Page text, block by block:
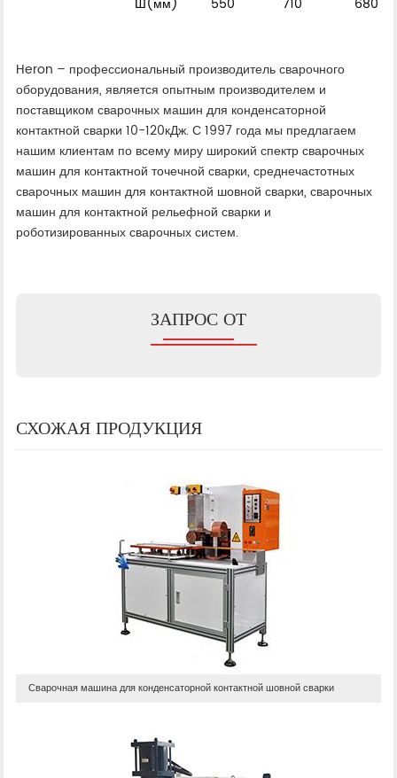
Heron – профессиональный производитель сварочного
оборудования, является опытным производителем и
поставщиком сварочных машин для конденсаторной
контактной сварки 10-120кДж. С 1997 года мы предлагаем
нашим клиентам по всему миру широкий спектр сварочных
машин для контактной точечной сварки, среднечастотных
сварочных машин для контактной шовной сварки, сварочных
машин для контактной рельефной сварки и
роботизированных сварочных систем.
ЗАПРОС ОТ
СХОЖАЯ ПРОДУКЦИЯ
Сварочная машина для конденсаторной контактной шовной сварки